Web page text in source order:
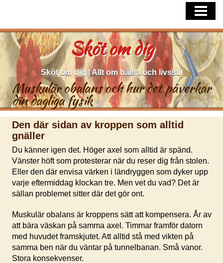
FÅ HJÄLP MED VANLIGA HUDPROBLE
SÅ TAR DU HAND OM DITT HÅRSköt om dig
Sköt om dig | Allt om hälsa och livsstil
Muskulär obalans och hur det påverkar
din dagliga fysik
Den där sidan av kroppen som alltid
gnäller
Du känner igen det. Höger axel som alltid är spänd.
Vänster höft som protesterar när du reser dig från stolen.
Eller den där envisa värken i ländryggen som dyker upp
varje eftermiddag klockan tre. Men vet du vad? Det är
sällan problemet sitter där det gör ont.
Muskulär obalans är kroppens sätt att kompensera. År av
att bära väskan på samma axel. Timmar framför datorn
med huvudet framskjutet. Att alltid stå med vikten på
samma ben när du väntar på tunnelbanan. Små vanor.
Stora konsekvenser.